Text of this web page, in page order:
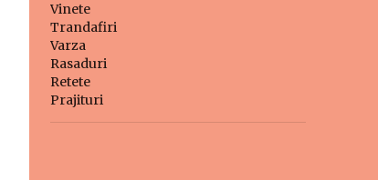
Vinete
Trandafiri
Varza
Rasaduri
Retete
Prajituri